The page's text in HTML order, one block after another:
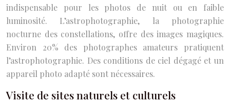
indispensable pour les photos de nuit ou en faible
luminosité. L’astrophotographie, la photographie
nocturne des constellations, offre des images magiques.
Environ 20% des photographes amateurs pratiquent
l’astrophotographie. Des conditions de ciel dégagé et un
appareil photo adapté sont nécessaires.
Visite de sites naturels et culturels